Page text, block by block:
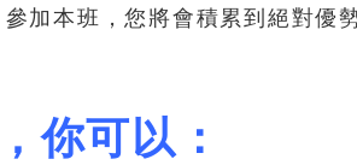
加本班，您將會積累到絕對優
你可以：